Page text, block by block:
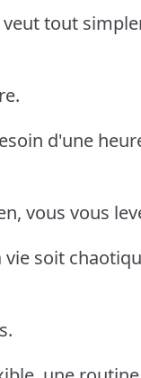
tout
d'une
vous vous
soit